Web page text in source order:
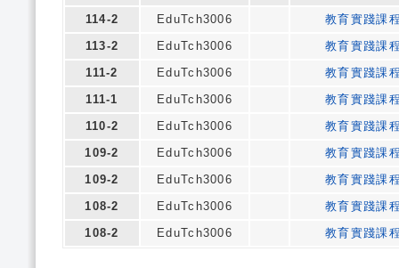
114-2
EduTch3006
教育實踐課
113-2
EduTch3006
教育實踐課
111-2
EduTch3006
教育實踐課
111-1
EduTch3006
教育實踐課
110-2
EduTch3006
教育實踐課
109-2
EduTch3006
教育實踐課
109-2
EduTch3006
教育實踐課
108-2
EduTch3006
教育實踐課
108-2
EduTch3006 教育實踐課